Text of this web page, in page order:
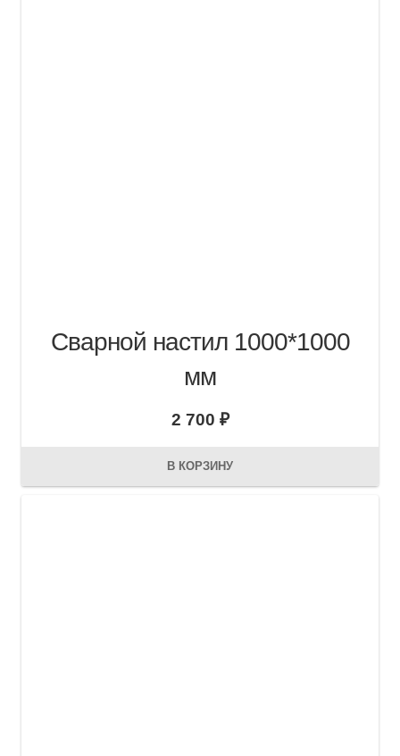
Сварной настил 1000*1000
мм
2 700 ₽
В КОРЗИНУ